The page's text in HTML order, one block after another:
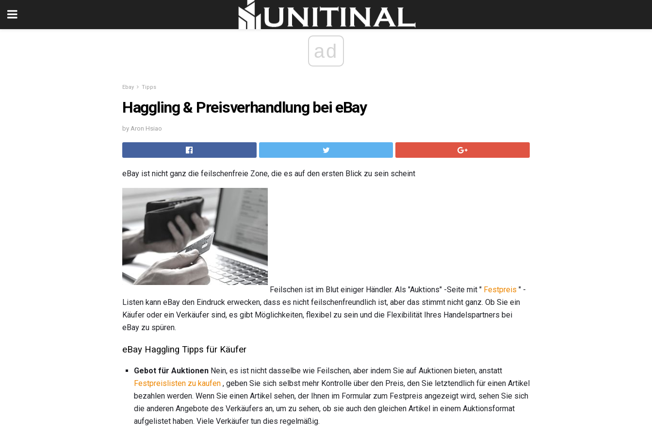
ad
Ebay Tipps
Haggling & Preisverhandlung bei eBay
by Aron Hsiao
eBay ist nicht ganz die feilschenfreie Zone, die es auf den ersten Blick zu sein scheint
Feilschen ist im Blut einiger Händler. Als "Auktions" -Seite mit " Festpreis " -
Listen kann eBay den Eindruck erwecken, dass es nicht feilschenfreundlich ist, aber das stimmt nicht ganz. Ob Sie ein
Käufer oder ein Verkäufer sind, es gibt Möglichkeiten, flexibel zu sein und die Flexibilität Ihres Handelspartners bei
eBay zu spüren.
eBay Haggling Tipps für Käufer
Gebot für Auktionen Nein, es ist nicht dasselbe wie Feilschen, aber indem Sie auf Auktionen bieten, anstatt
Festpreislisten zu kaufen , geben Sie sich selbst mehr Kontrolle über den Preis, den Sie letztendlich für einen Artikel
bezahlen werden. Wenn Sie einen Artikel sehen, der Ihnen im Formular zum Festpreis angezeigt wird, sehen Sie sich
die anderen Angebote des Verkäufers an, um zu sehen, ob sie auch den gleichen Artikel in einem Auktionsformat
aufgelistet haben. Viele Verkäufer tun dies regelmäßig.